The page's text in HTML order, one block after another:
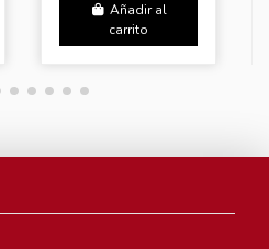
Añadir al
carrito